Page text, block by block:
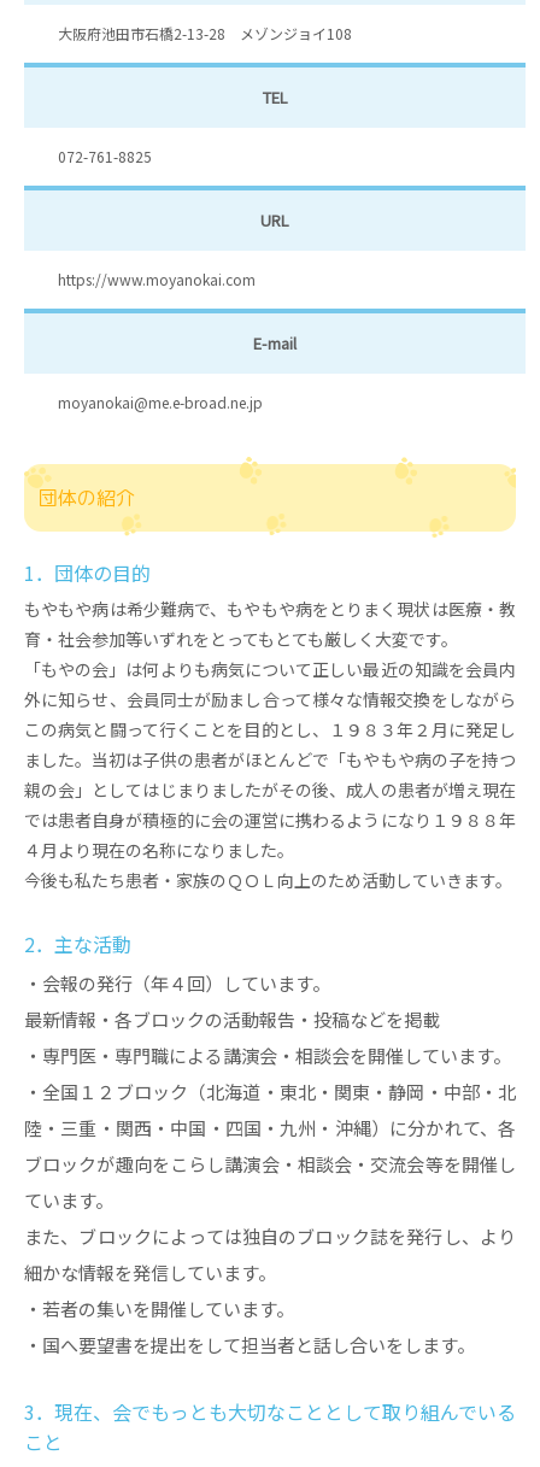
大阪府池田市石橋2-13-28 メゾンジョイ108
TEL
072-761-8825
URL
https://www.moyanokai.com
E-mail
moyanokai@me.e-broad.ne.jp
団体の紹介
1．団体の目的
もやもや病は希少難病で、もやもや病をとりまく現状は医療・教
育・社会参加等いずれをとってもとても厳しく大変です。
「もやの会」は何よりも病気について正しい最近の知識を会員内
外に知らせ、会員同士が励まし合って様々な情報交換をしながら
この病気と闘って行くことを目的とし、１９８３年２月に発足し
ました。当初は子供の患者がほとんどで「もやもや病の子を持つ
親の会」としてはじまりましたがその後、成人の患者が増え現在
では患者自身が積極的に会の運営に携わるようになり１９８８年
４月より現在の名称になりました。
今後も私たち患者・家族のＱＯＬ向上のため活動していきます。
2．主な活動
・会報の発行（年４回）しています。
最新情報・各ブロックの活動報告・投稿などを掲載
・専門医・専門職による講演会・相談会を開催しています。
・全国１２ブロック（北海道・東北・関東・静岡・中部・北
陸・三重・関西・中国・四国・九州・沖縄）に分かれて、各
ブロックが趣向をこらし講演会・相談会・交流会等を開催し
ています。
また、ブロックによっては独自のブロック誌を発行し、より
細かな情報を発信しています。
・若者の集いを開催しています。
・国へ要望書を提出をして担当者と話し合いをします。
3．現在、会でもっとも大切なこととして取り組んでいる
こと